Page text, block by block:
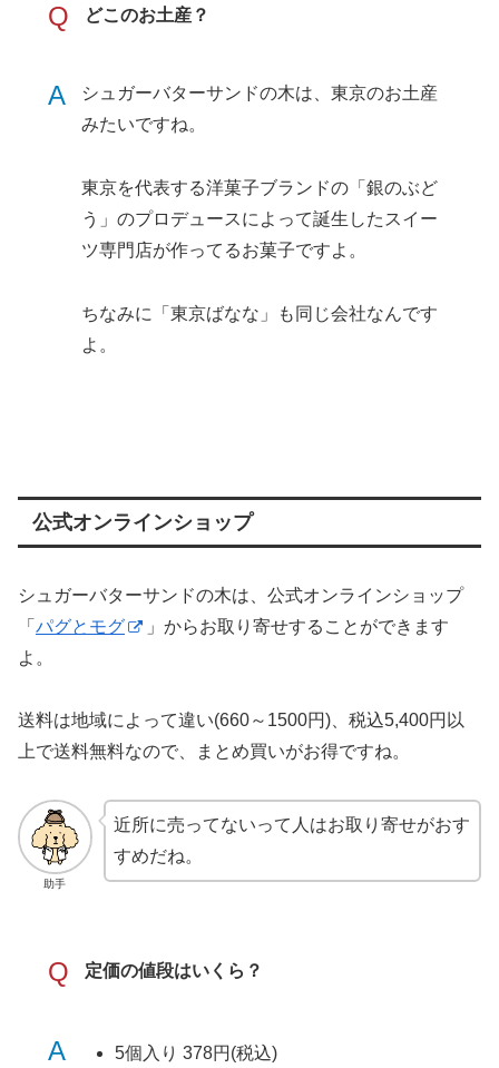
Q どこのお土産？
A
シュガーバターサンドの木は、東京のお土産
みたいですね。
東京を代表する洋菓子ブランドの「銀のぶど
う」のプロデュースによって誕生したスイー
ツ専門店が作ってるお菓子ですよ。
ちなみに「東京ばなな」も同じ会社なんです
よ。
公式オンラインショップ
シュガーバターサンドの木は、公式オンラインショップ
「 パグとモグ
」からお取り寄せすることができます
よ。
送料は地域によって違い(660～1500円)、税込5,400円以
上で送料無料なので、まとめ買いがお得ですね。
助手
近所に売ってないって人はお取り寄せがおす
すめだね。
Q 定価の値段はいくら？
A
5個入り 378円(税込)